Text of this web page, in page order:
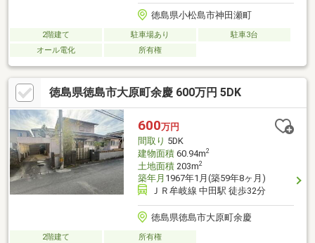
徳島県小松島市神田瀬町
2階建て 駐車場あり
駐車3台
オール電化
所有権
徳島県徳島市大原町余慶 600万円 5DK
600万円
間取り 5DK
建物面積60.94m2
土地面積203m2
築年月 1967年1月(築59年8ヶ月)
ＪＲ牟岐線 中田駅 徒歩32分
徳島県徳島市大原町余慶
2階建て 所有権